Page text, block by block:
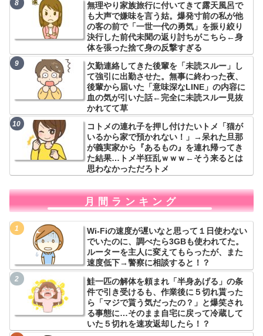
無理やり家族旅行に付いてきて露天風呂で
も大声で嫌味を言う姑。爆発寸前の私が他
の客の前で「一世一代の勇気」を振り絞り
決行した前代未聞の返り討ちがこちら←身
体を張った捨て身の反撃すぎる
欠勤連絡してきた後輩を「未読スルー」し
て強引に出勤させた。無事に終わった夜、
後輩から届いた「意味深なLINE」の内容に
血の気が引いた話←完全に未読スルー見抜
かれてて草
コトメの連れ子を押し付けたいトメ「猫が
いるから家で預かれない！」→呆れた旦那
が義実家から『あるもの』を連れ帰ってき
た結果…トメ半狂乱ｗｗｗ←そう来るとは
思わなかっただろトメ
月間ランキング
Wi-Fiの速度が遅いなと思って１日使わない
でいたのに、調べたら3GBも使われてた。
ルーターを主人に変えてもらったが、また
速度低下→警察に相談すると！？
鮭一匹の解体を頼まれ「半身あげる」の条
件で引き受けるも、作業後に５切れ貰った
ら「マジで貰う気だったの？」と爆笑され
る事態に…そのまま自宅に戻って冷蔵して
いた５切れを速攻返却したら！？